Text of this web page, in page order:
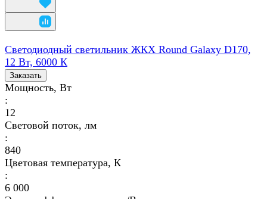
Светодиодный светильник ЖКХ Round Galaxy D170,
12 Вт, 6000 К
Заказать
Мощность, Вт
:
12
Световой поток, лм
:
840
Цветовая температура, К
:
6 000